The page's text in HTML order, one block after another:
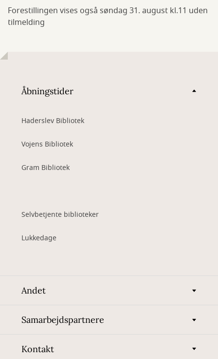
Forestillingen vises også søndag 31. august kl.11 uden
tilmelding
Åbningstider
Haderslev Bibliotek
Vojens Bibliotek
Gram Bibliotek
Selvbetjente biblioteker
Lukkedage
Andet
Samarbejdspartnere
Kontakt